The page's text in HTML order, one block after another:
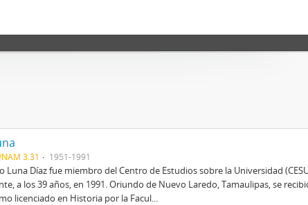
3.31 1951-1991
Luna Díaz fue miembro del Centro de Estudios sobre la Universidad
a los 39 años, en 1991. Oriundo de Nuevo Laredo, Tamaulipas, se
licenciado en Historia por la Facul...